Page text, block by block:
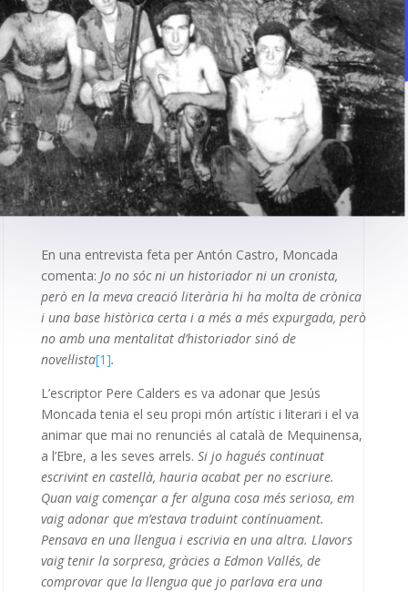
En una entrevista feta per Antón Castro, Moncada
comenta: Jo no sóc ni un historiador ni un cronista,
però en la meva creació literària hi ha molta de crònica
i una base històrica certa i a més a més expurgada, però
no amb una mentalitat d’historiador sinó de
novel·lista[1].
L’escriptor Pere Calders es va adonar que Jesús
Moncada tenia el seu propi món artístic i literari i el va
animar que mai no renunciés al català de Mequinensa,
a l’Ebre, a les seves arrels. Si jo hagués continuat
escrivint en castellà, hauria acabat per no escriure.
Quan vaig començar a fer alguna cosa més seriosa, em
vaig adonar que m’estava traduint contínuament.
Pensava en una llengua i escrivia en una altra. Llavors
vaig tenir la sorpresa, gràcies a Edmon Vallés, de
comprovar que la llengua que jo parlava era una